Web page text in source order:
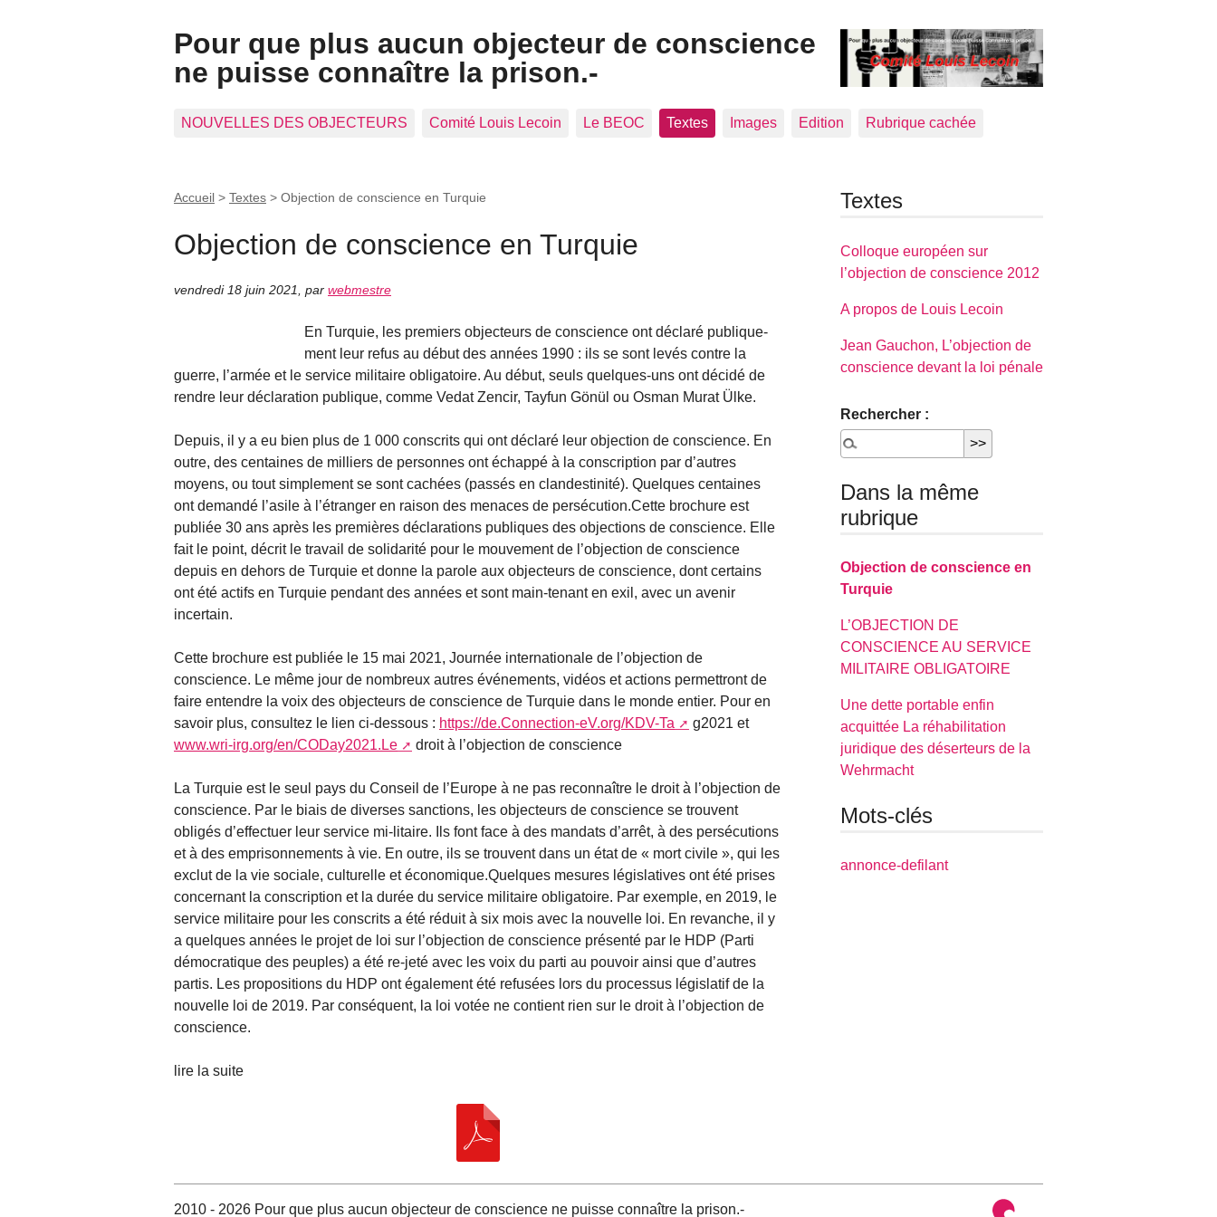
Pour que plus aucun objecteur de conscience
ne puisse connaître la prison.-
NOUVELLES DES OBJECTEURS Comité Louis Lecoin Le BEOC Textes Images Edition Rubrique cachée
Accueil > Textes > Objection de conscience en Turquie
Objection de conscience en Turquie
vendredi 18 juin 2021, par webmestre
En Turquie, les premiers objecteurs de conscience ont déclaré publique-
ment leur refus au début des années 1990 : ils se sont levés contre la
guerre, l’armée et le service militaire obligatoire. Au début, seuls quelques-uns ont décidé de
rendre leur déclaration publique, comme Vedat Zencir, Tayfun Gönül ou Osman Murat Ülke.
Depuis, il y a eu bien plus de 1 000 conscrits qui ont déclaré leur objection de conscience. En
outre, des centaines de milliers de personnes ont échappé à la conscription par d’autres
moyens, ou tout simplement se sont cachées (passés en clandestinité). Quelques centaines
ont demandé l’asile à l’étranger en raison des menaces de persécution.Cette brochure est
publiée 30 ans après les premières déclarations publiques des objections de conscience. Elle
fait le point, décrit le travail de solidarité pour le mouvement de l’objection de conscience
depuis en dehors de Turquie et donne la parole aux objecteurs de conscience, dont certains
ont été actifs en Turquie pendant des années et sont main-tenant en exil, avec un avenir
incertain.
Cette brochure est publiée le 15 mai 2021, Journée internationale de l’objection de
conscience. Le même jour de nombreux autres événements, vidéos et actions permettront de
faire entendre la voix des objecteurs de conscience de Turquie dans le monde entier. Pour en
savoir plus, consultez le lien ci-dessous : https://de.Connection-eV.org/KDV-Ta
g2021 et
www.wri-irg.org/en/CODay2021.Le
droit à l’objection de conscience
La Turquie est le seul pays du Conseil de l’Europe à ne pas reconnaître le droit à l’objection de
conscience. Par le biais de diverses sanctions, les objecteurs de conscience se trouvent
obligés d’effectuer leur service mi-litaire. Ils font face à des mandats d’arrêt, à des persécutions
et à des emprisonnements à vie. En outre, ils se trouvent dans un état de « mort civile », qui les
exclut de la vie sociale, culturelle et économique.Quelques mesures législatives ont été prises
concernant la conscription et la durée du service militaire obligatoire. Par exemple, en 2019, le
service militaire pour les conscrits a été réduit à six mois avec la nouvelle loi. En revanche, il y
a quelques années le projet de loi sur l’objection de conscience présenté par le HDP (Parti
démocratique des peuples) a été re-jeté avec les voix du parti au pouvoir ainsi que d’autres
partis. Les propositions du HDP ont également été refusées lors du processus législatif de la
nouvelle loi de 2019. Par conséquent, la loi votée ne contient rien sur le droit à l’objection de
conscience.
lire la suite
Textes
Colloque européen sur
l’objection de conscience 2012
A propos de Louis Lecoin
Jean Gauchon, L’objection de
conscience devant la loi pénale
Rechercher :
Dans la même
rubrique
Objection de conscience en
Turquie
L’OBJECTION DE
CONSCIENCE AU SERVICE
MILITAIRE OBLIGATOIRE
Une dette portable enfin
acquittée La réhabilitation
juridique des déserteurs de la
Wehrmacht
Mots-clés
annonce-defilant
2010 - 2026 Pour que plus aucun objecteur de conscience ne puisse connaître la prison.-